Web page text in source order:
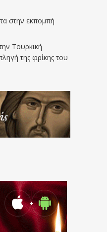
στην εκπομπή
Τουρκική
της φρίκης του